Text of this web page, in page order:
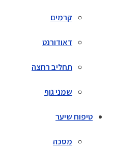
קרמים
דאודורנט
תחליב רחצה
שמני גוף
טיפוח שיער
מסכה